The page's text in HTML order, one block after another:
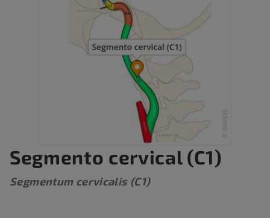
Segmento cervical (C1)
Segmentum cervicalis (C1)